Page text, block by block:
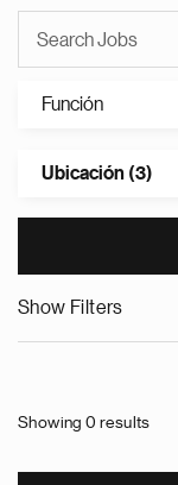
Función
Ubicación (3)
Show Filters
Showing 0 results